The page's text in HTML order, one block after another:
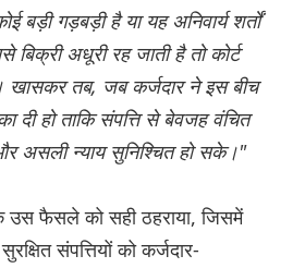
बड़ी गड़बड़ी है या यह अनिवार्य शर्तों
बिक्री अधूरी रह जाती है तो कोर्ट
तब, जब कर्जदार ने इस बीच
दी हो ताकि संपत्ति से बेवजह वंचित
असली न्याय सुनिश्चित हो सके।"
उस फैसले को सही ठहराया, जिसमें
संपत्तियों को कर्जदार-